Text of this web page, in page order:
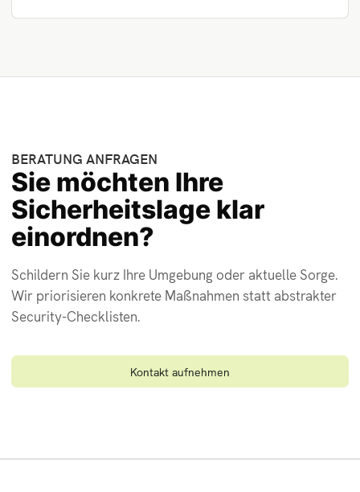
BERATUNG ANFRAGEN
Sie möchten Ihre
Sicherheitslage klar
einordnen?
Schildern Sie kurz Ihre Umgebung oder aktuelle Sorge.
Wir priorisieren konkrete Maßnahmen statt abstrakter
Security-Checklisten.
Kontakt aufnehmen